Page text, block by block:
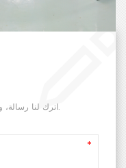
اترك لنا رسالة، وسوف نقوم بالرد عليك في أسرع وقت ممكن.